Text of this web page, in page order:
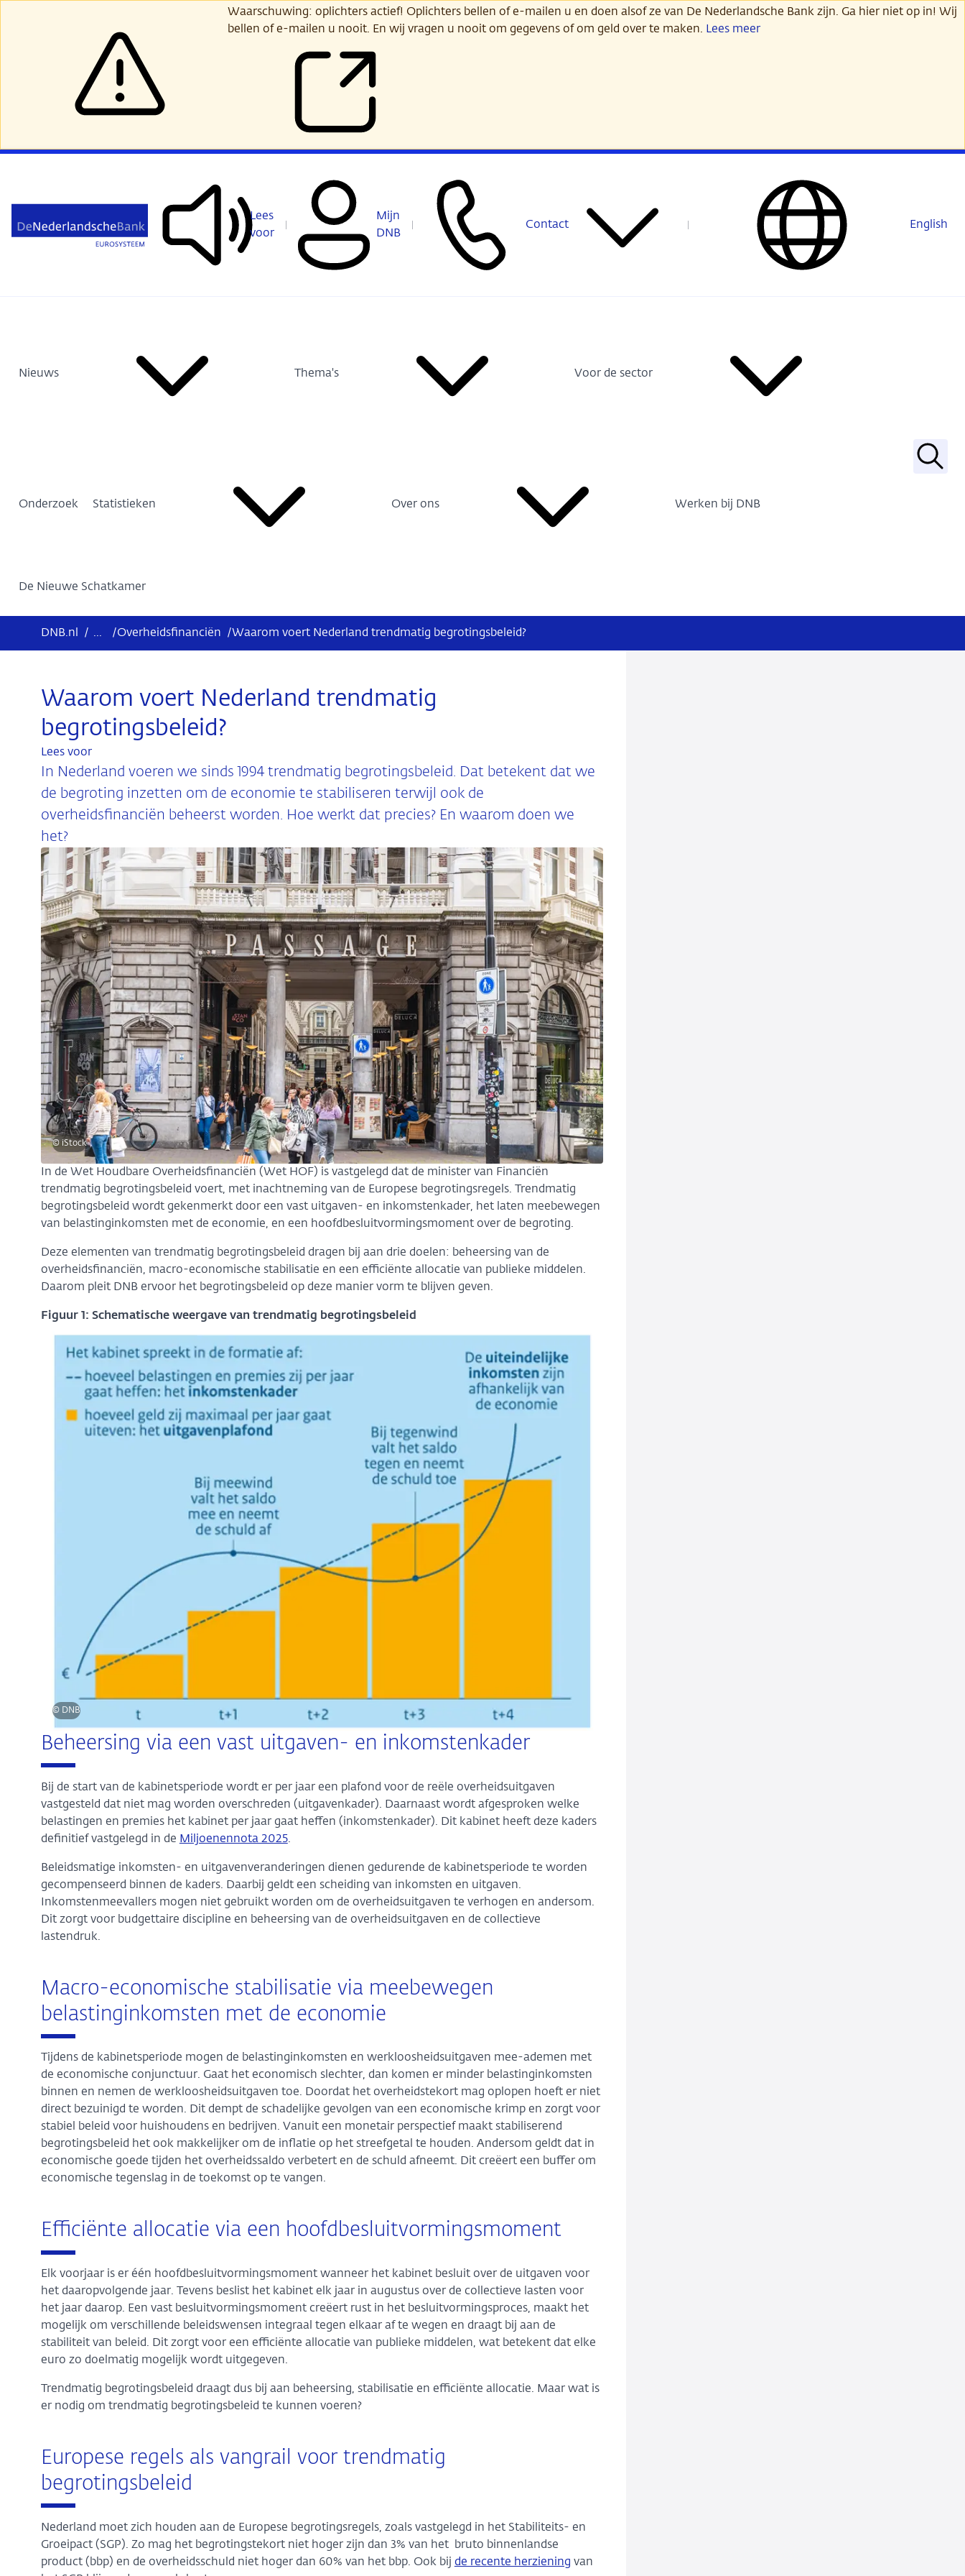
Waarschuwing: oplichters actief! Oplichters bellen of e-mailen u en doen alsof ze van De Nederlandsche Bank zijn. Ga hier niet op in! Wij
bellen of e-mailen u nooit. En wij vragen u nooit om gegevens of om geld over te maken. Lees meer
Lees
voor
Mijn
DNB
Contact English
Nieuws Thema's Voor de sector
Onderzoek Statistieken Over ons Werken bij DNB
De Nieuwe Schatkamer
Zoek
DNB.nl / ... /Overheidsfinanciën /Waarom voert Nederland trendmatig begrotingsbeleid?
Waarom voert Nederland trendmatig
begrotingsbeleid?
Lees voor
In Nederland voeren we sinds 1994 trendmatig begrotingsbeleid. Dat betekent dat we
de begroting inzetten om de economie te stabiliseren terwijl ook de
overheidsfinanciën beheerst worden. Hoe werkt dat precies? En waarom doen we
het?
© iStock
In de Wet Houdbare Overheidsfinanciën (Wet HOF) is vastgelegd dat de minister van Financiën
trendmatig begrotingsbeleid voert, met inachtneming van de Europese begrotingsregels. Trendmatig
begrotingsbeleid wordt gekenmerkt door een vast uitgaven- en inkomstenkader, het laten meebewegen
van belastinginkomsten met de economie, en een hoofdbesluitvormingsmoment over de begroting.
Deze elementen van trendmatig begrotingsbeleid dragen bij aan drie doelen: beheersing van de
overheidsfinanciën, macro-economische stabilisatie en een efficiënte allocatie van publieke middelen.
Daarom pleit DNB ervoor het begrotingsbeleid op deze manier vorm te blijven geven.
Figuur 1: Schematische weergave van trendmatig begrotingsbeleid
© DNB
Beheersing via een vast uitgaven- en inkomstenkader
Bij de start van de kabinetsperiode wordt er per jaar een plafond voor de reële overheidsuitgaven
vastgesteld dat niet mag worden overschreden (uitgavenkader). Daarnaast wordt afgesproken welke
belastingen en premies het kabinet per jaar gaat heffen (inkomstenkader). Dit kabinet heeft deze kaders
definitief vastgelegd in de Miljoenennota 2025.
Beleidsmatige inkomsten- en uitgavenveranderingen dienen gedurende de kabinetsperiode te worden
gecompenseerd binnen de kaders. Daarbij geldt een scheiding van inkomsten en uitgaven.
Inkomstenmeevallers mogen niet gebruikt worden om de overheidsuitgaven te verhogen en andersom.
Dit zorgt voor budgettaire discipline en beheersing van de overheidsuitgaven en de collectieve
lastendruk.
Macro-economische stabilisatie via meebewegen
belastinginkomsten met de economie
Tijdens de kabinetsperiode mogen de belastinginkomsten en werkloosheidsuitgaven mee-ademen met
de economische conjunctuur. Gaat het economisch slechter, dan komen er minder belastinginkomsten
binnen en nemen de werkloosheidsuitgaven toe. Doordat het overheidstekort mag oplopen hoeft er niet
direct bezuinigd te worden. Dit dempt de schadelijke gevolgen van een economische krimp en zorgt voor
stabiel beleid voor huishoudens en bedrijven. Vanuit een monetair perspectief maakt stabiliserend
begrotingsbeleid het ook makkelijker om de inflatie op het streefgetal te houden. Andersom geldt dat in
economische goede tijden het overheidssaldo verbetert en de schuld afneemt. Dit creëert een buffer om
economische tegenslag in de toekomst op te vangen.
Efficiënte allocatie via een hoofdbesluitvormingsmoment
Elk voorjaar is er één hoofdbesluitvormingsmoment wanneer het kabinet besluit over de uitgaven voor
het daaropvolgende jaar. Tevens beslist het kabinet elk jaar in augustus over de collectieve lasten voor
het jaar daarop. Een vast besluitvormingsmoment creëert rust in het besluitvormingsproces, maakt het
mogelijk om verschillende beleidswensen integraal tegen elkaar af te wegen en draagt bij aan de
stabiliteit van beleid. Dit zorgt voor een efficiënte allocatie van publieke middelen, wat betekent dat elke
euro zo doelmatig mogelijk wordt uitgegeven.
Trendmatig begrotingsbeleid draagt dus bij aan beheersing, stabilisatie en efficiënte allocatie. Maar wat is
er nodig om trendmatig begrotingsbeleid te kunnen voeren?
Europese regels als vangrail voor trendmatig
begrotingsbeleid
Nederland moet zich houden aan de Europese begrotingsregels, zoals vastgelegd in het Stabiliteits- en
Groeipact (SGP). Zo mag het begrotingstekort niet hoger zijn dan 3% van het bruto binnenlandse
product (bbp) en de overheidsschuld niet hoger dan 60% van het bbp. Ook bij de recente herziening van